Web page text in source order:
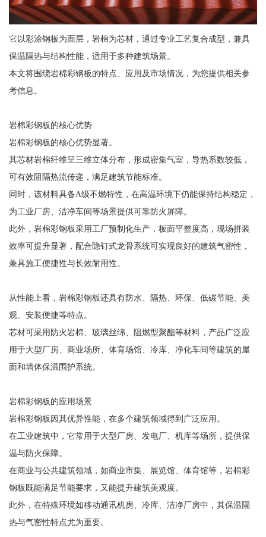
它以彩涂钢板为面层，岩棉为芯材，通过专业工艺复合成型，兼具
保温隔热与结构性能，适用于多种建筑场景。
本文将围绕岩棉彩钢板的特点、应用及市场情况，为您提供相关参
考信息。
岩棉彩钢板的核心优势
岩棉彩钢板的核心优势显著。
其芯材岩棉纤维呈三维立体分布，形成密集气室，导热系数较低，
可有效阻隔热流传递，满足建筑节能标准。
同时，该材料具备A级不燃特性，在高温环境下仍能保持结构稳定，
为工业厂房、洁净车间等场景提供可靠防火屏障。
此外，岩棉彩钢板采用工厂预制化生产，板面平整度高，现场拼装
效率可提升显著，配合隐钉式龙骨系统可实现良好的建筑气密性，
兼具施工便捷性与长效耐用性。
从性能上看，岩棉彩钢板还具有防水、隔热、环保、低碳节能、美
观、安装便捷等特点。
芯材可采用防火岩棉、玻璃丝绵、阻燃型聚酯等材料，产品广泛应
用于大型厂房、商业场所、体育场馆、冷库、净化车间等建筑的屋
面和墙体保温围护系统。
岩棉彩钢板的应用场景
岩棉彩钢板因其优异性能，在多个建筑领域得到广泛应用。
在工业建筑中，它常用于大型厂房、发电厂、机库等场所，提供保
温与防火保障。
在商业与公共建筑领域，如商业市集、展览馆、体育馆等，岩棉彩
钢板既能满足节能要求，又能提升建筑美观度。
此外，在特殊环境如移动通讯机房、冷库、洁净厂房中，其保温隔
热与气密性特点尤为重要。